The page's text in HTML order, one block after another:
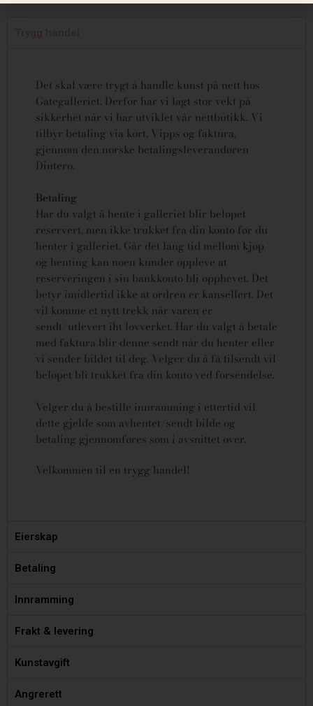
Det skal være trygt å handle kunst på nett hos
Gategalleriet. Derfor har vi lagt stor vekt på
sikkerhet når vi har utviklet vår nettbutikk. Vi
tilbyr betaling via kort, Vipps og faktura,
gjennom den norske betalingsleverandøren
Dintero.
Betaling
Har du valgt å hente i galleriet blir beløpet
reservert, men ikke trukket fra din konto før du
henter i galleriet. Går det lang tid mellom kjøp
og henting kan noen kunder oppleve at
reserveringen i sin bankkonto bli opphevet. Det
betyr imidlertid ikke at ordren er kansellert. Det
vil komme et nytt trekk når varen er
sendt/utlevert iht lovverket. Har du valgt å betale
med faktura blir denne sendt når du henter eller
vi sender bildet til deg. Velger du å få tilsendt vil
beløpet bli trukket fra din konto ved forsendelse.
Velger du å bestille innramming i ettertid vil
dette gjelde som avhentet/sendt bilde og
betaling gjennomføres som i avsnittet over.
Velkommen til en trygg handel!
Eierskap
Betaling
Innramming
Frakt & levering
Kunstavgift
Angrerett